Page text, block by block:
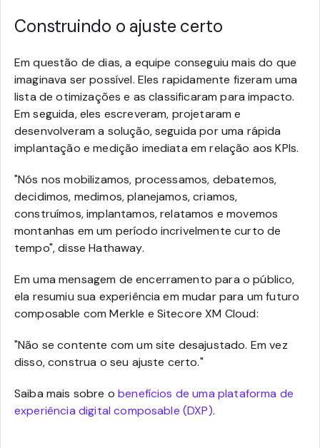
Construindo o ajuste certo
Em questão de dias, a equipe conseguiu mais do que
imaginava ser possível. Eles rapidamente fizeram uma
lista de otimizações e as classificaram para impacto.
Em seguida, eles escreveram, projetaram e
desenvolveram a solução, seguida por uma rápida
implantação e medição imediata em relação aos KPIs.
"Nós nos mobilizamos, processamos, debatemos,
decidimos, medimos, planejamos, criamos,
construímos, implantamos, relatamos e movemos
montanhas em um período incrivelmente curto de
tempo", disse Hathaway.
Em uma mensagem de encerramento para o público,
ela resumiu sua experiência em mudar para um futuro
composable com Merkle e Sitecore XM Cloud:
"Não se contente com um site desajustado. Em vez
disso, construa o seu ajuste certo."
Saiba mais sobre obenefícios de uma plataforma de
experiência digital composable (DXP).